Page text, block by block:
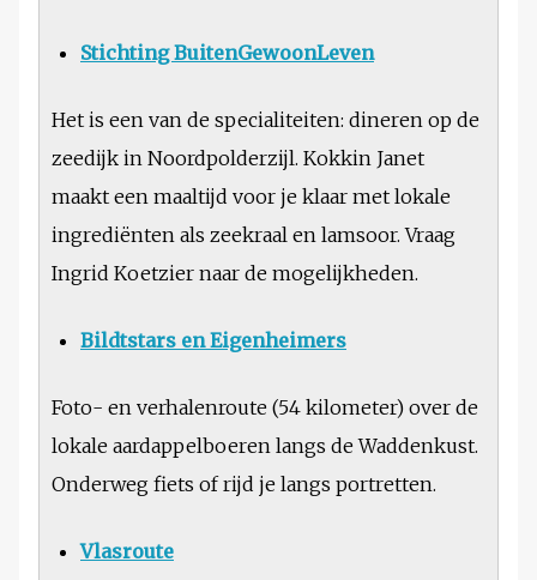
Stichting BuitenGewoonLeven
Het is een van de specialiteiten: dineren op de
zeedijk in Noordpolderzijl. Kokkin Janet
maakt een maaltijd voor je klaar met lokale
ingrediënten als zeekraal en lamsoor. Vraag
Ingrid Koetzier naar de mogelijkheden.
Bildtstars en Eigenheimers
Foto- en verhalenroute (54 kilometer) over de
lokale aardappelboeren langs de Waddenkust.
Onderweg fiets of rijd je langs portretten.
Vlasroute